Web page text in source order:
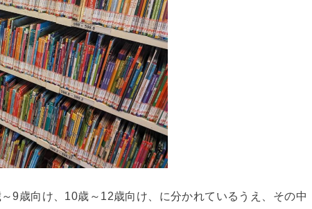
9歳向け、10歳～12歳向け、に分かれているうえ、その中